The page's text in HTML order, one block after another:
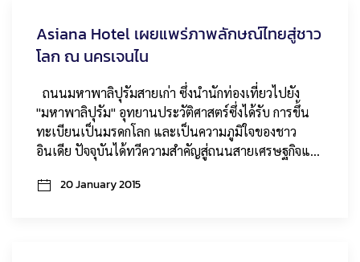
Asiana Hotel เผยแพร่ภาพลักษณ์ไทยสู่ชาว
โลก ณ นครเจนไน
ถนนมหาพาลิปุรัมสายเก่า ซึ่งนำนักท่องเที่ยวไปยัง
"มหาพาลิปุรัม" อุทยานประวัติศาสตร์ซึ่งได้รับ การขึ้น
ทะเบียนเป็นมรดกโลก และเป็นความภูมิใจของชาว
อินเดีย ปัจจุบันได้ทวีความสำคัญสู่ถนนสายเศรษฐกิจแ…
20 January 2015